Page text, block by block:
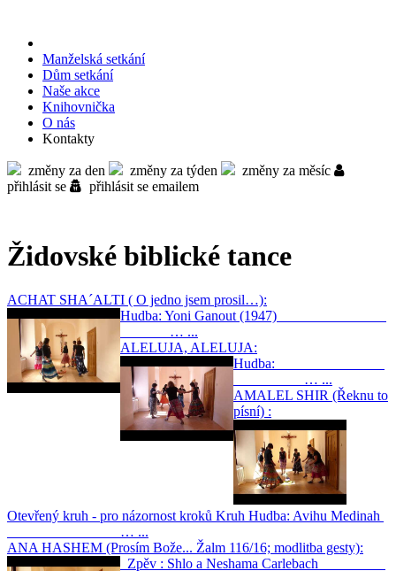
Manželská setkání
Dům setkání
Naše akce
Knihov­nička
O nás
Kontakty
změny za den změny za týden
změny za měsíc
přihlásit se
přihlásit se emailem
Židovské biblické tance
ACHAT SHA´ALTI ( O jedno jsem prosil…):
Hudba: Yoni Ganout (1947)
… ...
ALELUJA, ALELUJA:
Hudba:
… ...
AMALEL SHIR (Řeknu to
písní) :
Otevřený kruh - pro názornost kroků Kruh Hudba: Avihu Medinah
… ...
ANA HASHEM (Prosím Bože... Žalm 116/16; modlitba gesty):
Zpěv : Shlo a Neshama Carlebach